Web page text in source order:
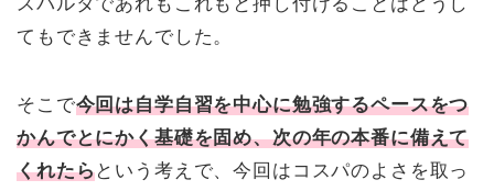
てもできませんでした。
そこで今回は自学自習を中心に勉強するペースをつ
かんでとにかく基礎を固め、次の年の本番に備えて
くれたらという考えで、今回はコスパのよさを取っ